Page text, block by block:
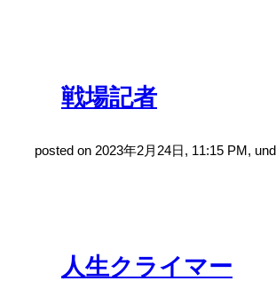
戦場記者
posted on 2023年2月24日, 11:15 PM,
人生クライマー